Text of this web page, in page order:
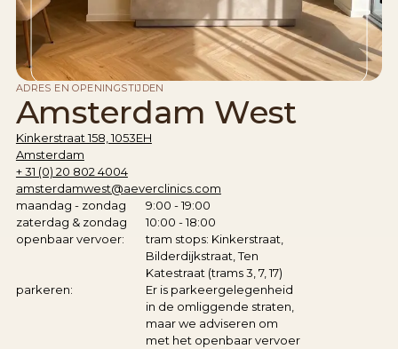
ADRES EN OPENINGSTIJDEN
Amsterdam West
Kinkerstraat 158, 1053EH
Amsterdam
+ 31 (0) 20 802 4004
amsterdamwest@aeverclinics.com
maandag - zondag
9:00 - 19:00
zaterdag & zondag
10:00 - 18:00
openbaar vervoer:
tram stops: Kinkerstraat,
Bilderdijkstraat, Ten
Katestraat (trams 3, 7, 17)
parkeren:
Er is parkeergelegenheid
in de omliggende straten,
maar we adviseren om
met het openbaar vervoer